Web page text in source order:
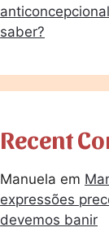
saber?
Recent
Manuela em
expressões
devemos banir